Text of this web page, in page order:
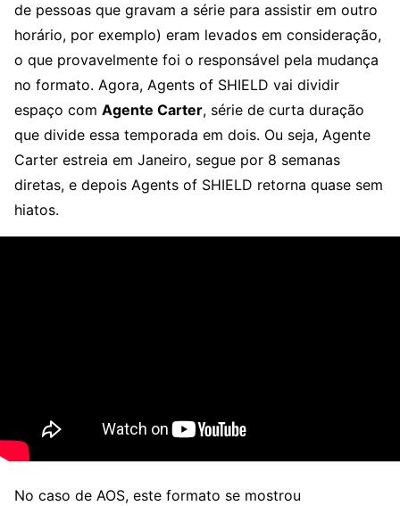
de pessoas que gravam a série para assistir em outro
horário, por exemplo) eram levados em consideração,
o que provavelmente foi o responsável pela mudança
no formato. Agora, Agents of SHIELD vai dividir
espaço com Agente Carter, série de curta duração
que divide essa temporada em dois. Ou seja, Agente
Carter estreia em Janeiro, segue por 8 semanas
diretas, e depois Agents of SHIELD retorna quase sem
hiatos.
No caso de AOS, este formato se mostrou